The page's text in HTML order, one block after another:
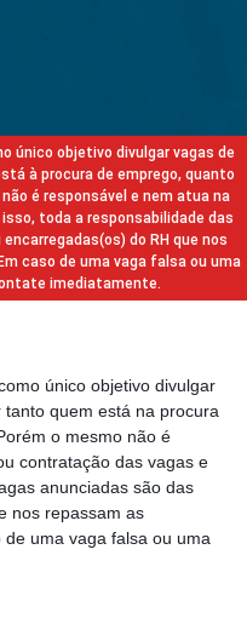
único objetivo divulgar vagas de
à procura de emprego, quanto
é responsável e nem atua na
toda a responsabilidade das
do RH que nos
caso de uma vaga falsa ou uma
imediatamente.
único objetivo divulgar
quem está na procura
o mesmo não é
contratação das vagas e
anunciadas são das
nos repassam as
uma vaga falsa ou uma